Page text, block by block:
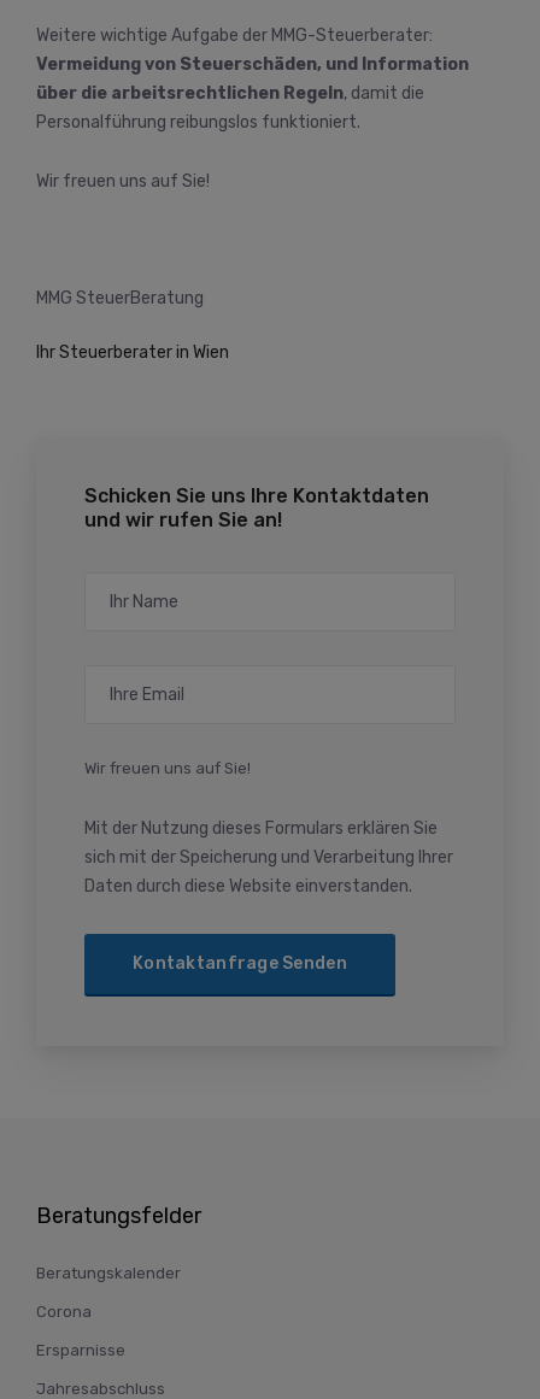
Weitere wichtige Aufgabe der MMG-Steuerberater:
Vermeidung von Steuerschäden, und Information
über die arbeitsrechtlichen Regeln, damit die
Personalführung reibungslos funktioniert.
Wir freuen uns auf Sie!
MMG SteuerBeratung
Ihr Steuerberater in Wien
Schicken Sie uns Ihre Kontaktdaten
und wir rufen Sie an!
Wir freuen uns auf Sie!
Mit der Nutzung dieses Formulars erklären Sie
sich mit der Speicherung und Verarbeitung Ihrer
Daten durch diese Website einverstanden.
Please leave this field empty.
Beratungsfelder
Beratungskalender
Corona
Ersparnisse
Jahresabschluss